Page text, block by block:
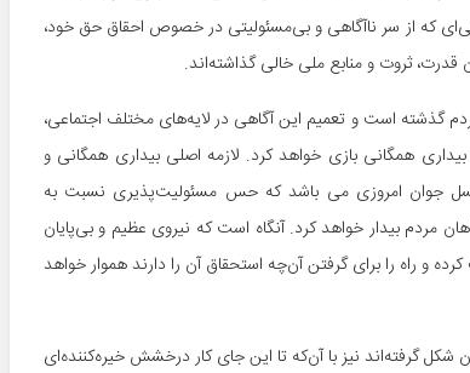
که از سر ناآگاهی و بی‌­مسئولیتی در خصوص احقاق حق خود،
ثروت و منابع ملی خالی گذاشته­‌اند.
گذشته است و تعمیم این آگاهی در لایه‌­های مختلف اجتماعی،
همگانی بازی خواهد کرد. لازمه اصلی بیداری همگانی و
جوان امروزی می باشد که حس مسئولیت­‌پذیری نسبت به
بیدار خواهد کرد. آنگاه است که نیروی عظیم و بی­‌پایان
و راه را برای گرفتن آن‌چه استحقاق آن را دارند هموار خواهد
گرفته‌­اند نیز با آن‌که تا این جای کار درخشش خیره‌­کنند­ه‌ای